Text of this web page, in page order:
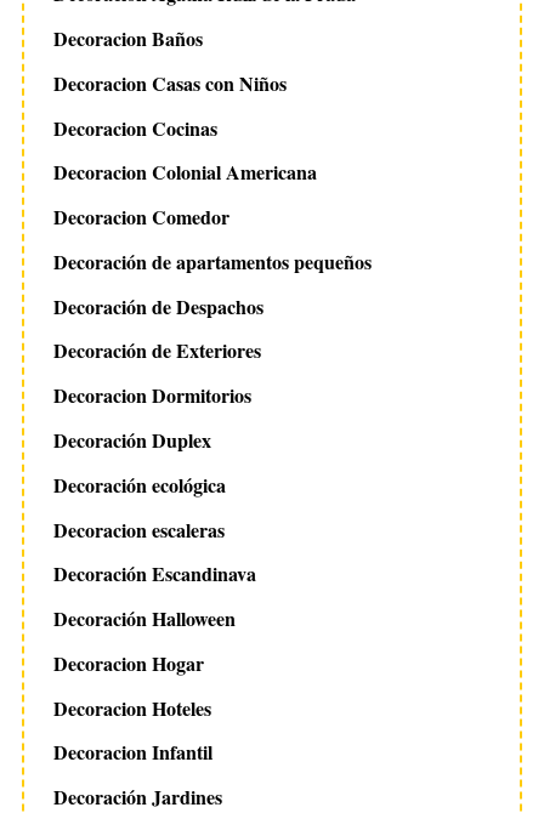
Decoracion Baños
Decoracion Casas con Niños
Decoracion Cocinas
Decoracion Colonial Americana
Decoracion Comedor
Decoración de apartamentos pequeños
Decoración de Despachos
Decoración de Exteriores
Decoracion Dormitorios
Decoración Duplex
Decoración ecológica
Decoracion escaleras
Decoración Escandinava
Decoración Halloween
Decoracion Hogar
Decoracion Hoteles
Decoracion Infantil
Decoración Jardines